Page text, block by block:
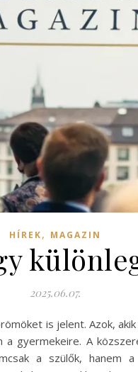
HÍREK, MAGAZIN
2025.06.07.
is jelent. Azok,
a gyermekeire. A
a szülők,